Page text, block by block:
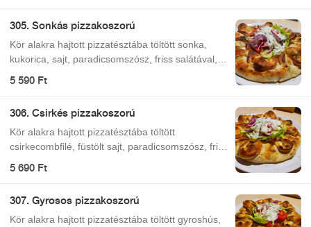
305. Sonkás pizzakoszorú
Kör alakra hajtott pizzatésztába töltött sonka,
kukorica, sajt, paradicsomszósz, friss salátával,
paradicsomos öntettel.
5 590 Ft
306. Csirkés pizzakoszorú
Kör alakra hajtott pizzatésztába töltött
csirkecombfilé, füstölt sajt, paradicsomszósz, friss
salátával, paradicsomos öntettel.
5 690 Ft
307. Gyrosos pizzakoszorú
Kör alakra hajtott pizzatésztába töltött gyroshús,